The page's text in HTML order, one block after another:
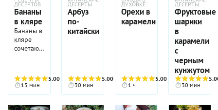
популярных
десертов
китайской
культур,
есть
десерты
совершенно
культовые
– такие,
как эти
гонконгские
яичные
тарталетки.
ДЕСЕРТОВ
Бананы
в кляре
Бананы в
кляре
сочетают
сладость
этого
5.00
(5)
15 мин
ДЕСЕРТЫ
Арбуз
по-
китайски
5.00
(4)
30 мин
ДУХОВКЕ
Орехи в
карамели
5.00
(5)
1 ч
ДЕСЕРТЫ
Фруктовые
шарики
в
карамели
с
черным
кунжутом
30 мин